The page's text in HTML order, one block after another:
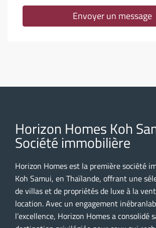
Envoyer un message
Horizon Homes Koh
Société immobilière
Horizon Homes est la première société
Koh Samui, en Thaïlande, offrant une
de villas et de propriétés de luxe à la
location. Avec un engagement
l’excellence, Horizon Homes a consolidé